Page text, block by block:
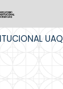
UAQ